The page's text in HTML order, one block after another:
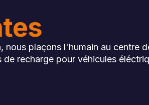
plaçons l'humain au centre
recharge pour véhicules